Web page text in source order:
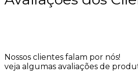
Nossos clientes falam por nós!
veja algumas avaliações de